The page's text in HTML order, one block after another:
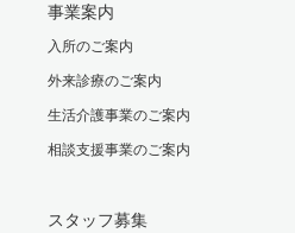
事業案内
入所のご案内
外来診療のご案内
生活介護事業のご案内
相談支援事業のご案内
スタッフ募集